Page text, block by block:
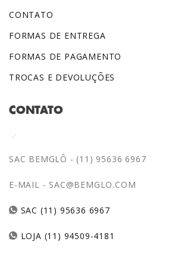
CONTATO
FORMAS DE ENTREGA
FORMAS DE PAGAMENTO
TROCAS E DEVOLUÇÕES
CONTATO
SAC BEMGLÔ - (11) 95636 6967
E-MAIL - SAC@BEMGLO.COM
SAC (11) 95636 6967
LOJA (11) 94509-4181